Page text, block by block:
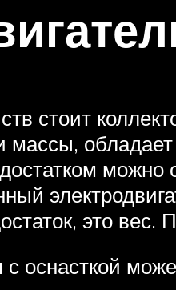
стоит
и массы,
это
с оснасткой